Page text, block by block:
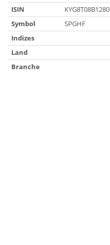
ISIN
KYG8T08B1280
Symbol
SPGHF
Indizes
Land
Branche